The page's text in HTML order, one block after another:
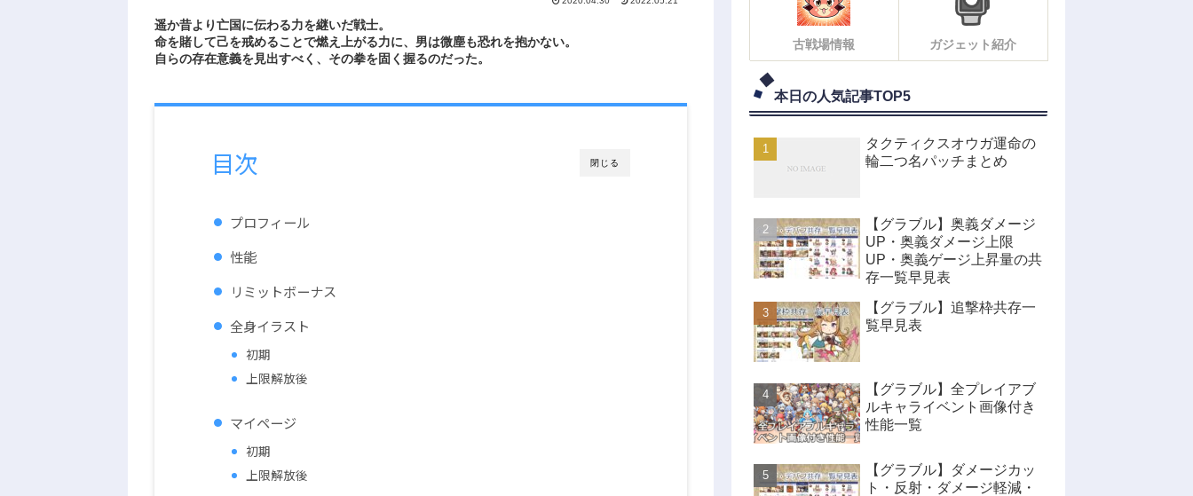
遥か昔より亡国に伝わる力を継いだ戦士。
命を賭して己を戒めることで燃え上がる力に、男は微塵も恐れを抱かない。
自らの存在意義を見出すべく、その拳を固く握るのだった。
閉じる
目次
プロフィール
性能
リミットボーナス
全身イラスト
初期
上限解放後
マイページ
初期
上限解放後
古戦場情報 ガジェット紹介
本日の人気記事TOP5
タクティクスオウガ運命の
輪二つ名パッチまとめ
【グラブル】奥義ダメージ
UP・奥義ダメージ上限
UP・奥義ゲージ上昇量の共
存一覧早見表
【グラブル】追撃枠共存一
覧早見表
【グラブル】全プレイアブ
ルキャライベント画像付き
性能一覧
【グラブル】ダメージカッ
ト・反射・ダメージ軽減・